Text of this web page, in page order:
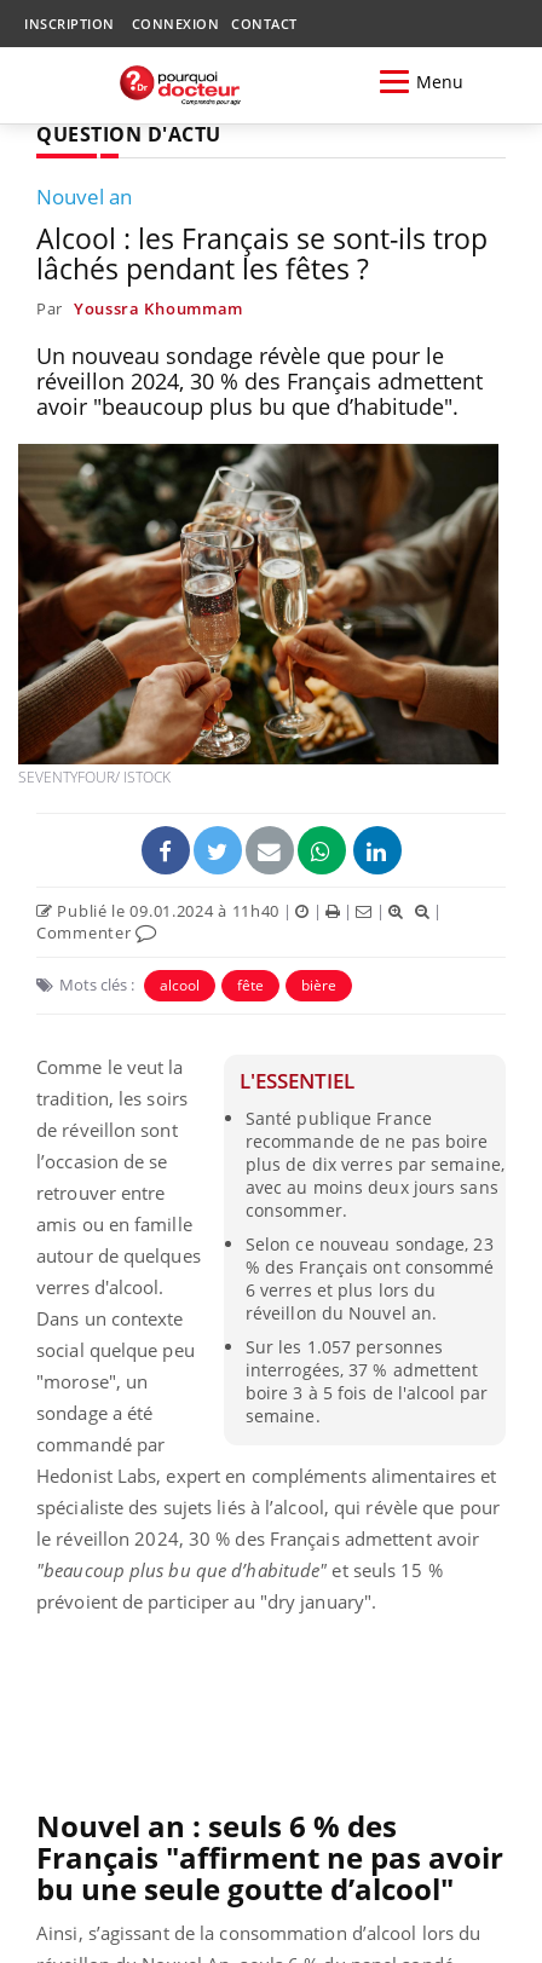
INSCRIPTION CONNEXION CONTACT
Menu
QUESTION D'ACTU
Nouvel an
Alcool : les Français se sont-ils trop
lâchés pendant les fêtes ?
Par Youssra Khoummam
Un nouveau sondage révèle que pour le
réveillon 2024, 30 % des Français admettent
avoir "beaucoup plus bu que d’habitude".
SEVENTYFOUR/ ISTOCK
Publié le 09.01.2024 à 11h40 | | | |
|
Commenter
Mots clés : alcool fête bière
L'ESSENTIEL
Santé publique France
recommande de ne pas boire
plus de dix verres par semaine,
avec au moins deux jours sans
consommer.
Selon ce nouveau sondage, 23
% des Français ont consommé
6 verres et plus lors du
réveillon du Nouvel an.
Sur les 1.057 personnes
interrogées, 37 % admettent
boire 3 à 5 fois de l'alcool par
semaine.
Comme le veut la
tradition, les soirs
de réveillon sont
l’occasion de se
retrouver entre
amis ou en famille
autour de quelques
verres d'alcool.
Dans un contexte
social quelque peu
"morose", un
sondage a été
commandé par
Hedonist Labs, expert en compléments alimentaires et
spécialiste des sujets liés à l’alcool, qui révèle que pour
le réveillon 2024, 30 % des Français admettent avoir
"beaucoup plus bu que d’habitude" et seuls 15 %
prévoient de participer au "dry january".
Nouvel an : seuls 6 % des
Français "affirment ne pas avoir
bu une seule goutte d’alcool"
Ainsi, s’agissant de la consommation d’alcool lors du